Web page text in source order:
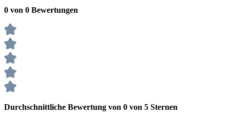
0 von 0 Bewertungen
Durchschnittliche Bewertung von 0 von 5 Sternen